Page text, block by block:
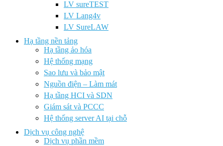
LV sureTEST
LV Lang4v
LV SureLAW
Hạ tầng nền tảng
Hạ tầng ảo hóa
Hệ thống mạng
Sao lưu và bảo mật
Nguồn điện – Làm mát
Hạ tầng HCI và SDN
Giám sát và PCCC
Hệ thống server AI tại chỗ
Dịch vụ công nghệ
Dịch vụ phần mềm